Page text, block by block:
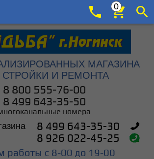
0
МАГАЗИНА
СТРОЙКИ И РЕМОНТА
8 800 555-76-00
8 499 643-35-50
номера
8 499 643-35-30
8 926 022-45-25
работы с 8-00 до 19-00